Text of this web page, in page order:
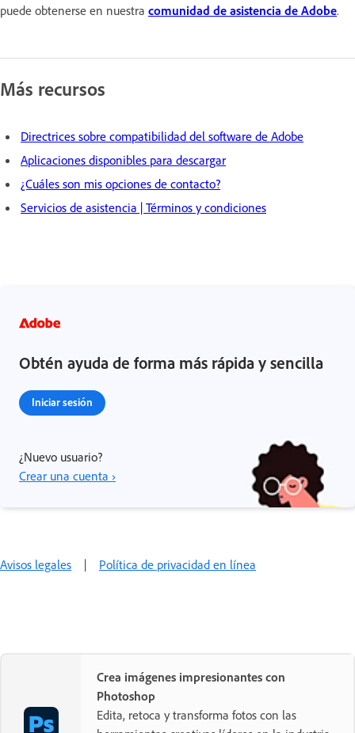
puede obtenerse en nuestra comunidad de asistencia de Adobe.
Más recursos
Directrices sobre compatibilidad del software de Adobe
Aplicaciones disponibles para descargar
¿Cuáles son mis opciones de contacto?
Servicios de asistencia | Términos y condiciones
Obtén ayuda de forma más rápida y sencilla
Iniciar sesión
¿Nuevo usuario?
Crear una cuenta ›
Avisos legales | Política de privacidad en línea
Crea imágenes impresionantes con
Photoshop
Edita, retoca y transforma fotos con las